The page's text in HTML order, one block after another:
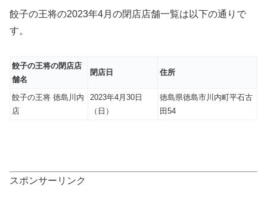
餃子の王将の2023年4月の閉店店舗一覧は以下の通りで
す。
餃子の王将の閉店店
舗名
閉店日 住所
餃子の王将 徳島川内
店
2023年4月30日
（日）
徳島県徳島市川内町平石古
田54
スポンサーリンク